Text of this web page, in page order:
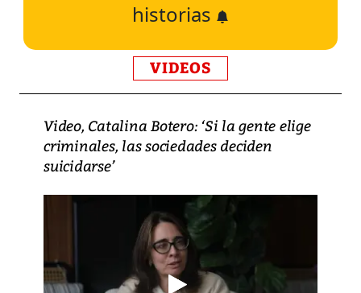
historias
VIDEOS
Video, Catalina Botero: ‘Si la gente elige
criminales, las sociedades deciden
suicidarse’